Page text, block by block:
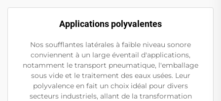
Applications polyvalentes
Nos soufflantes latérales à faible niveau sonore
conviennent à un large éventail d'applications,
notamment le transport pneumatique, l'emballage
sous vide et le traitement des eaux usées. Leur
polyvalence en fait un choix idéal pour divers
secteurs industriels, allant de la transformation